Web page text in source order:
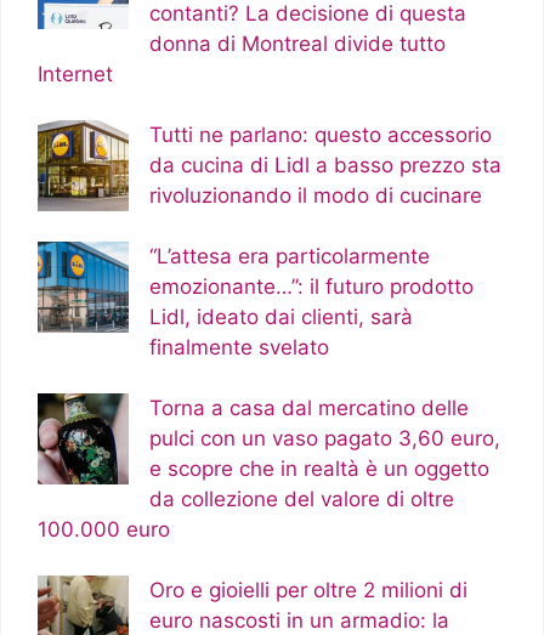
contanti? La decisione di questa
donna di Montreal divide tutto
Internet
Tutti ne parlano: questo accessorio
da cucina di Lidl a basso prezzo sta
rivoluzionando il modo di cucinare
“L’attesa era particolarmente
emozionante…”: il futuro prodotto
Lidl, ideato dai clienti, sarà
finalmente svelato
Torna a casa dal mercatino delle
pulci con un vaso pagato 3,60 euro,
e scopre che in realtà è un oggetto
da collezione del valore di oltre
100.000 euro
Oro e gioielli per oltre 2 milioni di
euro nascosti in un armadio: la